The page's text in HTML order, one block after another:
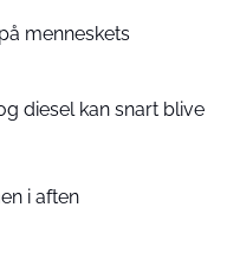
menneskets
diesel kan snart blive
i aften